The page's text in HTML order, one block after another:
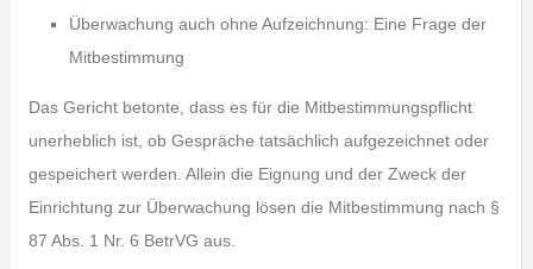
Überwachung auch ohne Aufzeichnung: Eine Frage der
Mitbestimmung
Das Gericht betonte, dass es für die Mitbestimmungspflicht
unerheblich ist, ob Gespräche tatsächlich aufgezeichnet oder
gespeichert werden. Allein die Eignung und der Zweck der
Einrichtung zur Überwachung lösen die Mitbestimmung nach §
87 Abs. 1 Nr. 6 BetrVG aus.